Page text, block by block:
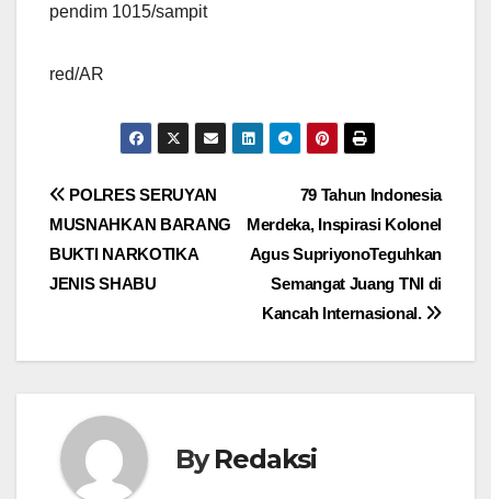
pendim 1015/sampit
red/AR
Navigasi
pos
79 Tahun Indonesia
Merdeka, Inspirasi Kolonel
Agus SupriyonoTeguhkan
Semangat Juang TNI di
Kancah Internasional.
POLRES SERUYAN
MUSNAHKAN BARANG
BUKTI NARKOTIKA
JENIS SHABU
ByRedaksi